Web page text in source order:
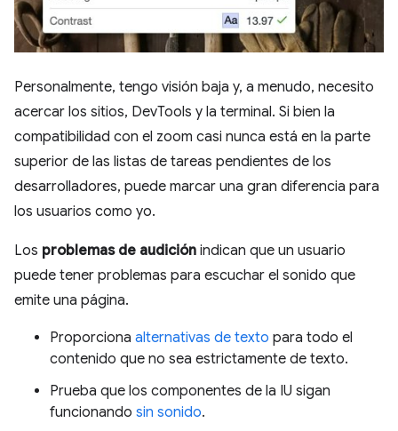
Personalmente, tengo visión baja y, a menudo, necesito
acercar los sitios, DevTools y la terminal. Si bien la
compatibilidad con el zoom casi nunca está en la parte
superior de las listas de tareas pendientes de los
desarrolladores, puede marcar una gran diferencia para
los usuarios como yo.
Los problemas de audición indican que un usuario
puede tener problemas para escuchar el sonido que
emite una página.
Proporciona alternativas de texto para todo el
contenido que no sea estrictamente de texto.
Prueba que los componentes de la IU sigan
funcionando sin sonido.